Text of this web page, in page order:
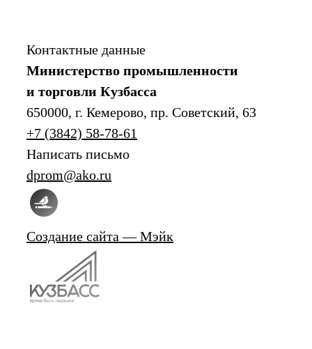
Контактные данные
Министерство промышленности
и торговли Кузбасса
650000, г. Кемерово, пр. Советский, 63
+7 (3842) 58-78-61
Написать письмо
dprom@ako.ru
Создание сайта — Мэйк